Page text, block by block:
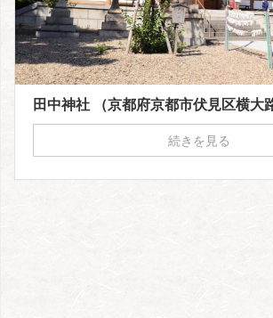
田中神社 （京都府京都市伏見区横大
続きを見る